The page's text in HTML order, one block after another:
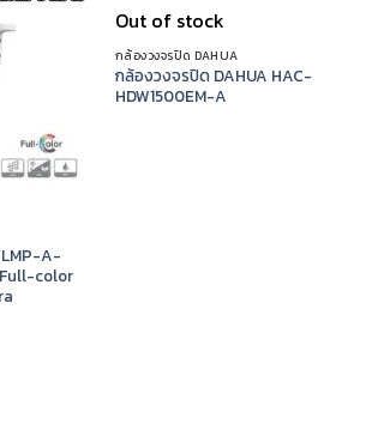
A-
Full-color
Out of stock
กล้องวงจรปิด DAHUA
กล้องวงจรปิด DAHUA HAC-
HDW1500EM-A